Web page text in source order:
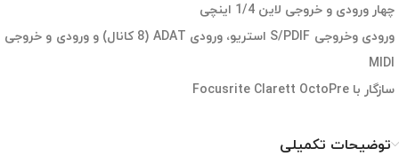
چهار ورودی و خروجی لاین 1/4 اینچی
ورودی وخروجی S/PDIF استریو، ورودی ADAT (8 کانال) و ورودی و خروجی
MIDI
سازگار با Focusrite Clarett OctoPre
توضیحات تکمیلی